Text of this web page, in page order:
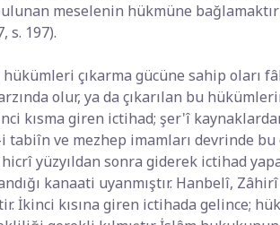
meselenin hükmüne bağlamaktır
s. 197).
çıkarma gücüne sahip oları
olur, ya da çıkarılan bu
kısma giren ictihad; şer'î
tabiîn ve mezhep imamları devrinde
yüzyıldan sonra giderek ictihad
kanaati uyanmıştır. Hanbelî,
İkinci kısına giren ictihada gelince;